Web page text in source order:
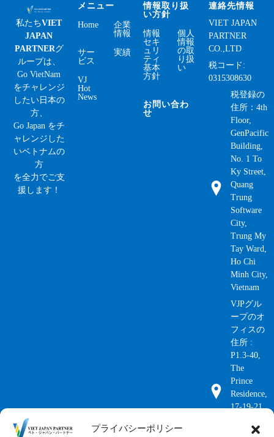
プライバシーポリシー
私たちVIET
JAPAN
PARTNERグ
ループは、
Go VietNam
をチャレンジ
したい日本の
方、
Go Japan をチ
ャレンジした
いベトナムの
方
を全力でご支
援します！
メニュー
Home
企業
情報
サー
ビス
実績
VJ
Hot
News
情報取り扱
い方針
情報
セキ
ュリ
ティ
基本
方針
個人
情報
の取
り扱
い
お問い合わ
せ
連絡先情報
VIET JAPAN
PARTNER
CO.,LTD
税コード:
0315308630
税登録の
住所：4th
Floor,
GenPacific
Building,
No. 1 To
Ky Street,
Quang
Trung
Software
City,
Trung My
Tay Ward,
Ho Chi
Minh City,
Vietnam
VJPグル
ープのオ
フィスの
住所 :
P1.3-40,
The
Prince
Residence,
17-19-21
Van Troi